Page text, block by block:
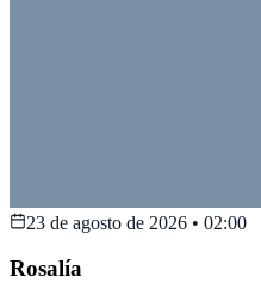
23 de agosto de 2026 • 02:00
Rosalía